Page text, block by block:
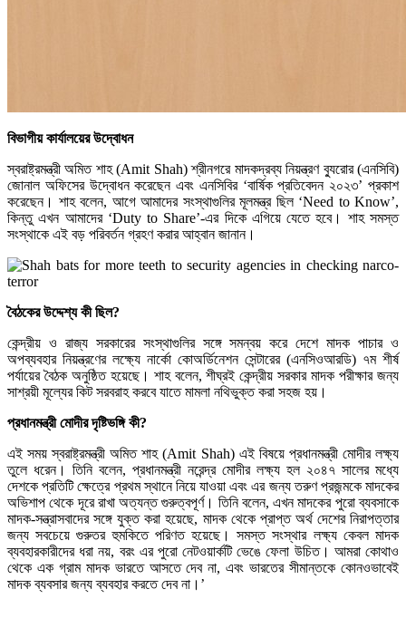
বিভাগীয় কার্যালয়ের উদ্বোধন
স্বরাষ্ট্রমন্ত্রী অমিত শাহ (Amit Shah) শ্রীনগরে মাদকদ্রব্য নিয়ন্ত্রণ ব্যুরোর (এনসিবি)
জোনাল অফিসের উদ্বোধন করেছেন এবং এনসিবির ‘বার্ষিক প্রতিবেদন ২০২৩’ প্রকাশ
করেছেন। শাহ বলেন, আগে আমাদের সংস্থাগুলির মূলমন্ত্র ছিল ‘Need to Know’,
কিন্তু এখন আমাদের ‘Duty to Share’-এর দিকে এগিয়ে যেতে হবে। শাহ সমস্ত
সংস্থাকে এই বড় পরিবর্তন গ্রহণ করার আহ্বান জানান।
বৈঠকের উদ্দেশ্য কী ছিল?
কেন্দ্রীয় ও রাজ্য সরকারের সংস্থাগুলির সঙ্গে সমন্বয় করে দেশে মাদক পাচার ও
অপব্যবহার নিয়ন্ত্রণের লক্ষ্যে নার্কো কোঅর্ডিনেশন সেন্টারের (এনসিওআরডি) ৭ম শীর্ষ
পর্যায়ের বৈঠক অনুষ্ঠিত হয়েছে। শাহ বলেন, শীঘ্রই কেন্দ্রীয় সরকার মাদক পরীক্ষার জন্য
সাশ্রয়ী মূল্যের কিট সরবরাহ করবে যাতে মামলা নথিভুক্ত করা সহজ হয়।
প্রধানমন্ত্রী মোদীর দৃষ্টিভঙ্গি কী?
এই সময় স্বরাষ্ট্রমন্ত্রী অমিত শাহ (Amit Shah) এই বিষয়ে প্রধানমন্ত্রী মোদীর লক্ষ্য
তুলে ধরেন। তিনি বলেন, প্রধানমন্ত্রী নরেন্দ্র মোদীর লক্ষ্য হল ২০৪৭ সালের মধ্যে
দেশকে প্রতিটি ক্ষেত্রে প্রথম স্থানে নিয়ে যাওয়া এবং এর জন্য তরুণ প্রজন্মকে মাদকের
অভিশাপ থেকে দূরে রাখা অত্যন্ত গুরুত্বপূর্ণ। তিনি বলেন, এখন মাদকের পুরো ব্যবসাকে
মাদক-সন্ত্রাসবাদের সঙ্গে যুক্ত করা হয়েছে, মাদক থেকে প্রাপ্ত অর্থ দেশের নিরাপত্তার
জন্য সবচেয়ে গুরুতর হুমকিতে পরিণত হয়েছে। সমস্ত সংস্থার লক্ষ্য কেবল মাদক
ব্যবহারকারীদের ধরা নয়, বরং এর পুরো নেটওয়ার্কটি ভেঙে ফেলা উচিত। আমরা কোথাও
থেকে এক গ্রাম মাদক ভারতে আসতে দেব না, এবং ভারতের সীমান্তকে কোনওভাবেই
মাদক ব্যবসার জন্য ব্যবহার করতে দেব না।’